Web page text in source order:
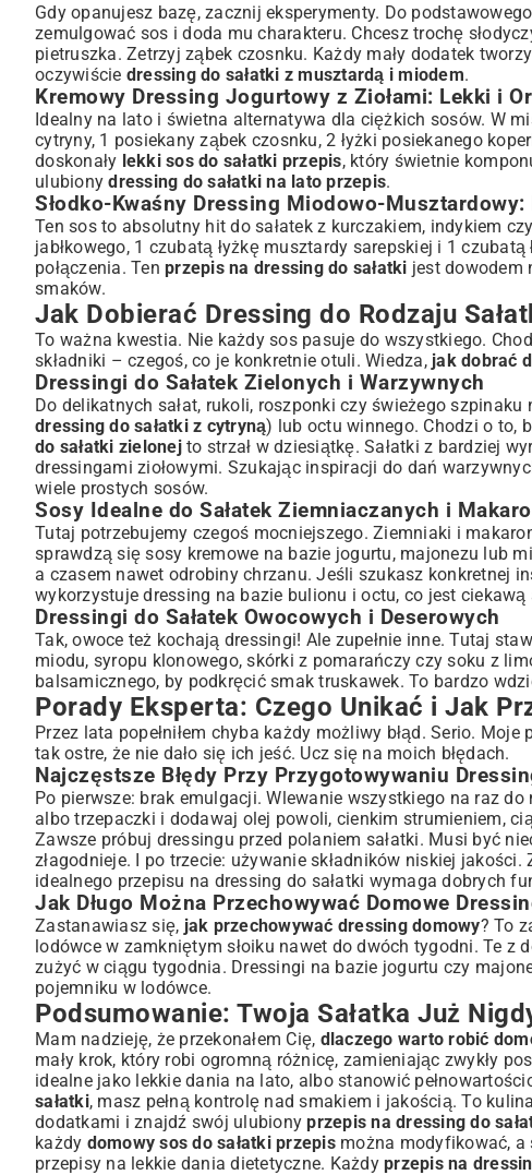
Gdy opanujesz bazę, zacznij eksperymenty. Do
zemulgować sos i doda mu charakteru. Chcesz trochę
pietruszka. Zetrzyj ząbek czosnku. Każdy mały dodatek
oczywiście dressing do sałatki z musztardą i miodem.
Kremowy Dressing Jogurtowy z Ziołami: Lekki i
Idealny na lato i świetna alternatywa dla ciężkich sosów. W
cytryny, 1 posiekany ząbek czosnku, 2 łyżki posiekanego
doskonały lekki sos do sałatki przepis, który świetnie
ulubionydressing do sałatki na lato przepis.
Słodko-Kwaśny Dressing Miodowo-
Ten sos to absolutny hit do sałatek z kurczakiem, indykiem
jabłkowego, 1 czubatą łyżkę musztardy sarepskiej i 1
połączenia. Ten przepis na dressing do sałatki jest dowodem
smaków.
Jak Dobierać Dressing do Rodzaju
To ważna kwestia. Nie każdy sos pasuje do wszystkiego.
składniki – czegoś, co je konkretnie otuli. Wiedza, jak dobrać
Dressingi do Sałatek Zielonych i Warzywnych
Do delikatnych sałat, rukoli, roszponki czy świeżego
dressing do sałatki z cytryną) lub octu winnego. Chodzi o to,
do sałatki zielonejto strzał w dziesiątkę. Sałatki z bardziej
dressingami ziołowymi. Szukając inspiracji do dań
wiele prostych sosów.
Sosy Idealne do Sałatek Ziemniaczanych i
Tutaj potrzebujemy czegoś mocniejszego. Ziemniaki i
sprawdzą się sosy kremowe na bazie jogurtu, majonezu lub
a czasem nawet odrobiny chrzanu. Jeśli szukasz konkretnej
wykorzystuje dressing na bazie bulionu i octu, co jest
Dressingi do Sałatek Owocowych i Deserowych
Tak, owoce też kochają dressingi! Ale zupełnie inne. Tutaj
miodu, syropu klonowego, skórki z pomarańczy czy soku z
balsamicznego, by podkręcić smak truskawek. To bardzo
Porady Eksperta: Czego Unikać i Jak
Przez lata popełniłem chyba każdy możliwy błąd. Serio.
tak ostre, że nie dało się ich jeść. Ucz się na moich błędach.
Najczęstsze Błędy Przy Przygotowywaniu
Po pierwsze: brak emulgacji. Wlewanie wszystkiego na raz
albo trzepaczki i dodawaj olej powoli, cienkim strumieniem,
Zawsze próbuj dressingu przed polaniem sałatki. Musi być
złagodnieje. I po trzecie: używanie składników niskiej
idealnego przepisu na dressing do sałatki wymaga dobrych
Jak Długo Można Przechowywać Domowe
Zastanawiasz się, jak przechowywać dressing domowy? To
lodówce w zamkniętym słoiku nawet do dwóch tygodni. Te z
zużyć w ciągu tygodnia. Dressingi na bazie jogurtu czy
pojemniku w lodówce.
Podsumowanie: Twoja Sałatka Już
Mam nadzieję, że przekonałem Cię, dlaczego warto robić
mały krok, który robi ogromną różnicę, zamieniając zwykły
idealne jako lekkie dania na lato, albo stanowić
sałatki, masz pełną kontrolę nad smakiem i jakością. To
dodatkami i znajdź swój ulubionyprzepis na dressing do
każdy domowy sos do sałatki przepismożna modyfikować, a
przepisy na lekkie dania dietetyczne. Każdy przepis na